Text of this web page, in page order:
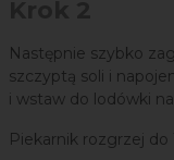
Następnie szybko
szczyptą soli i
i wstaw do lodówki
Piekarnik rozgrzej do